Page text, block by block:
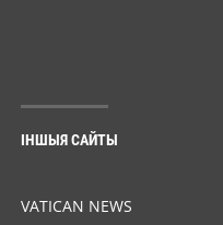
ІНШЫЯ САЙТЫ
VATICAN NEWS